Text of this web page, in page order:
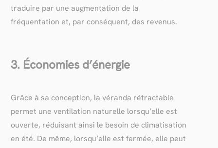
traduire par une augmentation de la
fréquentation et, par conséquent, des revenus.
3. Économies d’énergie
Grâce à sa conception, la véranda rétractable
permet une ventilation naturelle lorsqu’elle est
ouverte, réduisant ainsi le besoin de climatisation
en été. De même, lorsqu’elle est fermée, elle peut